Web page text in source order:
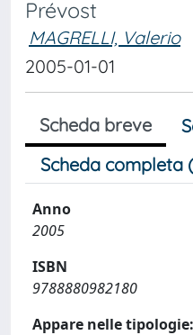
Prévost
MAGRELLI, Valerio
2005-01-01
Scheda breve
Scheda completa
Anno
2005
ISBN
9788880982180
Appare nelle tipologie: